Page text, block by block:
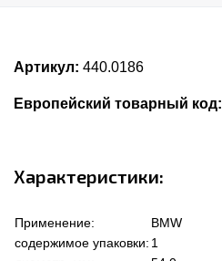
Артикул: 440.0186
Европейский товарный код:
Характеристики:
Применение:
BMW
содержимое упаковки: 1